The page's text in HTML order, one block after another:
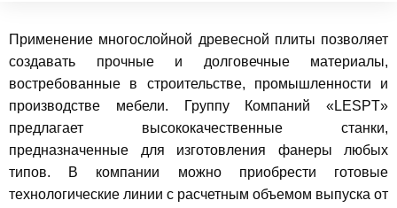
Применение многослойной древесной плиты позволяет
создавать прочные и долговечные материалы,
востребованные в строительстве, промышленности и
производстве мебели. Группу Компаний «LESPT»
предлагает высококачественные станки,
предназначенные для изготовления фанеры любых
типов. В компании можно приобрести готовые
технологические линии с расчетным объемом выпуска от